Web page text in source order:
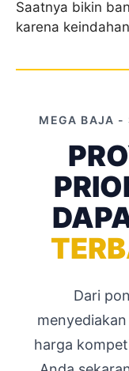
Saatnya bikin
karena
MEGA BAJA -
Dari
harga